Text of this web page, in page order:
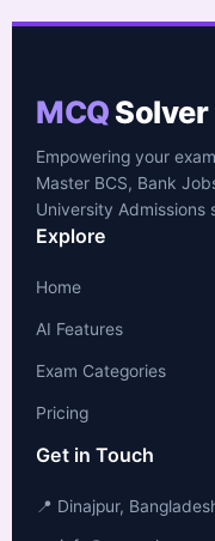
MCQSolver
Empowering your
Master BCS, Bank
University Admissions
Explore
Home
AI Features
Exam Categories
Pricing
Get in Touch
📍 Dinajpur,